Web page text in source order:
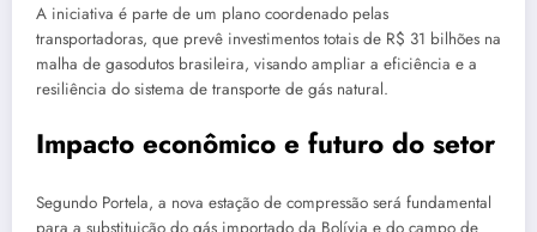
A iniciativa é parte de um plano coordenado pelas
transportadoras, que prevê investimentos totais de R$ 31 bilhões na
malha de gasodutos brasileira, visando ampliar a eficiência e a
resiliência do sistema de transporte de gás natural.
Impacto econômico e futuro do setor
Segundo Portela, a nova estação de compressão será fundamental